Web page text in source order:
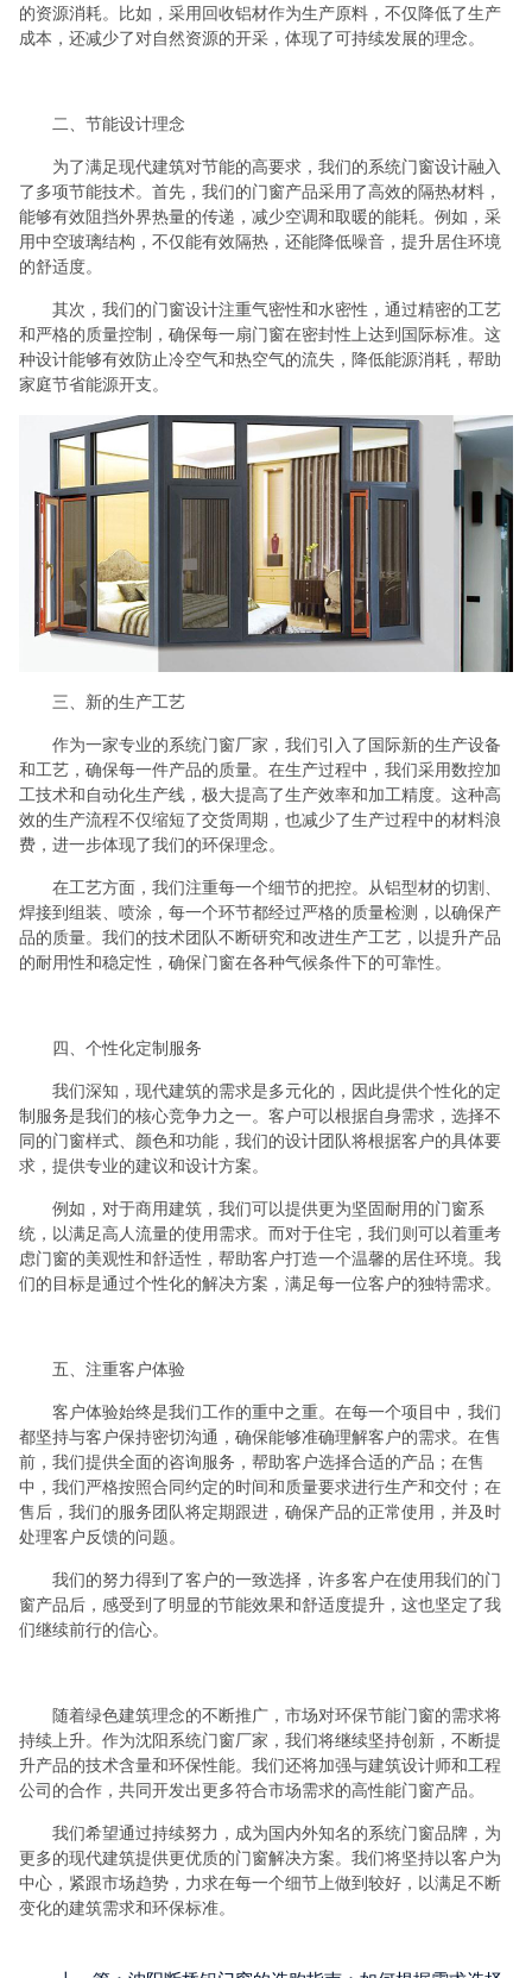
的资源消耗。比如，采用回收铝材作为生产原料，不仅降低了生产
成本，还减少了对自然资源的开采，体现了可持续发展的理念。
二、节能设计理念
为了满足现代建筑对节能的高要求，我们的系统门窗设计融入
了多项节能技术。首先，我们的门窗产品采用了高效的隔热材料，
能够有效阻挡外界热量的传递，减少空调和取暖的能耗。例如，采
用中空玻璃结构，不仅能有效隔热，还能降低噪音，提升居住环境
的舒适度。
其次，我们的门窗设计注重气密性和水密性，通过精密的工艺
和严格的质量控制，确保每一扇门窗在密封性上达到国际标准。这
种设计能够有效防止冷空气和热空气的流失，降低能源消耗，帮助
家庭节省能源开支。
三、新的生产工艺
作为一家专业的系统门窗厂家，我们引入了国际新的生产设备
和工艺，确保每一件产品的质量。在生产过程中，我们采用数控加
工技术和自动化生产线，极大提高了生产效率和加工精度。这种高
效的生产流程不仅缩短了交货周期，也减少了生产过程中的材料浪
费，进一步体现了我们的环保理念。
在工艺方面，我们注重每一个细节的把控。从铝型材的切割、
焊接到组装、喷涂，每一个环节都经过严格的质量检测，以确保产
品的质量。我们的技术团队不断研究和改进生产工艺，以提升产品
的耐用性和稳定性，确保门窗在各种气候条件下的可靠性。
四、个性化定制服务
我们深知，现代建筑的需求是多元化的，因此提供个性化的定
制服务是我们的核心竞争力之一。客户可以根据自身需求，选择不
同的门窗样式、颜色和功能，我们的设计团队将根据客户的具体要
求，提供专业的建议和设计方案。
例如，对于商用建筑，我们可以提供更为坚固耐用的门窗系
统，以满足高人流量的使用需求。而对于住宅，我们则可以着重考
虑门窗的美观性和舒适性，帮助客户打造一个温馨的居住环境。我
们的目标是通过个性化的解决方案，满足每一位客户的独特需求。
五、注重客户体验
客户体验始终是我们工作的重中之重。在每一个项目中，我们
都坚持与客户保持密切沟通，确保能够准确理解客户的需求。在售
前，我们提供全面的咨询服务，帮助客户选择合适的产品；在售
中，我们严格按照合同约定的时间和质量要求进行生产和交付；在
售后，我们的服务团队将定期跟进，确保产品的正常使用，并及时
处理客户反馈的问题。
我们的努力得到了客户的一致选择，许多客户在使用我们的门
窗产品后，感受到了明显的节能效果和舒适度提升，这也坚定了我
们继续前行的信心。
随着绿色建筑理念的不断推广，市场对环保节能门窗的需求将
持续上升。作为沈阳系统门窗厂家，我们将继续坚持创新，不断提
升产品的技术含量和环保性能。我们还将加强与建筑设计师和工程
公司的合作，共同开发出更多符合市场需求的高性能门窗产品。
我们希望通过持续努力，成为国内外知名的系统门窗品牌，为
更多的现代建筑提供更优质的门窗解决方案。我们将坚持以客户为
中心，紧跟市场趋势，力求在每一个细节上做到较好，以满足不断
变化的建筑需求和环保标准。